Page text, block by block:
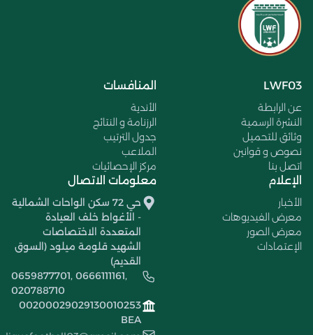
LWF03
عن الرابطة
النشرة الرسمية
وثائق للتحميل
نصوص و قوانين
اتصل بنا
المنافسات
الأندية
الرزنامة و النتائج
جدول الترتيب
الملاعب
مركز الإحصائيات
الإعلام
الأخبار
معرض الفيديوهات
معرض الصور
الإعتمادات
معلومات الاتصال
حي 72 سكن الواحات الشمالية
- الأغواط خلف العيادة
المتعددة الاختصاصات
الشهيد قلومة ميلود (السوق
القديم)
0659877701, 0666111161,
020788710
00200029029130010253
BEA